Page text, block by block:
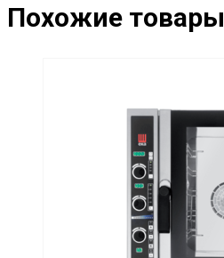
Похожие товары